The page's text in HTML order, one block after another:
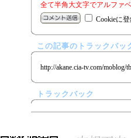
全て半角大文字でアルファ
Cookieに
この記事のトラックバッ
http://akane.cia-tv.com/moblog/
トラックバック